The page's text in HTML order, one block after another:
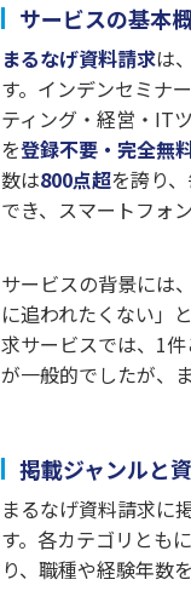
サービスの基本
まるなげ資料請求は
す。インデンセミナ
ティング・経営・IT
を登録不要・完全無
数は800点超を誇り
でき、スマートフォ
サービスの背景には
に追われたくない」
求サービスでは、1
が一般的でしたが、
掲載ジャンルと
まるなげ資料請求に
す。各カテゴリとも
り、職種や経験年数